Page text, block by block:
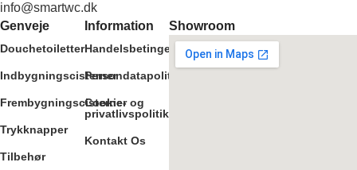
info@smartwc.dk
Genveje
Douchetoiletter
Indbygningscisterner
Frembygningscisterner
Trykknapper
Tilbehør
Information
Handelsbetingelser
Persondatapolitik
Cookie- og
privatlivspolitik
Kontakt Os
Showroom